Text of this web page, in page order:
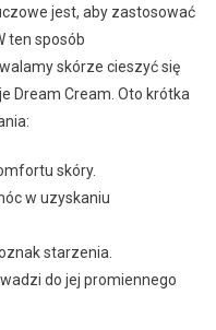
jest, aby zastosować
ten sposób
skórze cieszyć się
Dream Cream. Oto krótka
skóry.
w uzyskaniu
starzenia.
do jej promiennego